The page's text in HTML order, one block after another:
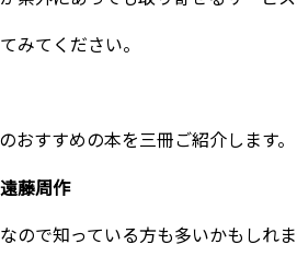
みてください。
おすすめの本を三冊ご紹介します。
藤周作
ので知っている方も多いかもしれ